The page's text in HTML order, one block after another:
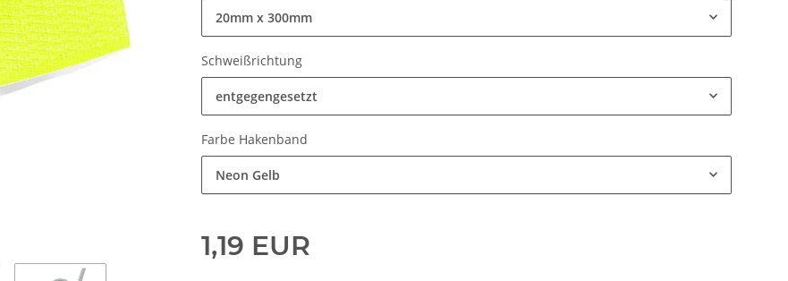
20mm x 300mm
Schweißrichtung
entgegengesetzt
Farbe Hakenband
Neon Gelb
1,19 EUR